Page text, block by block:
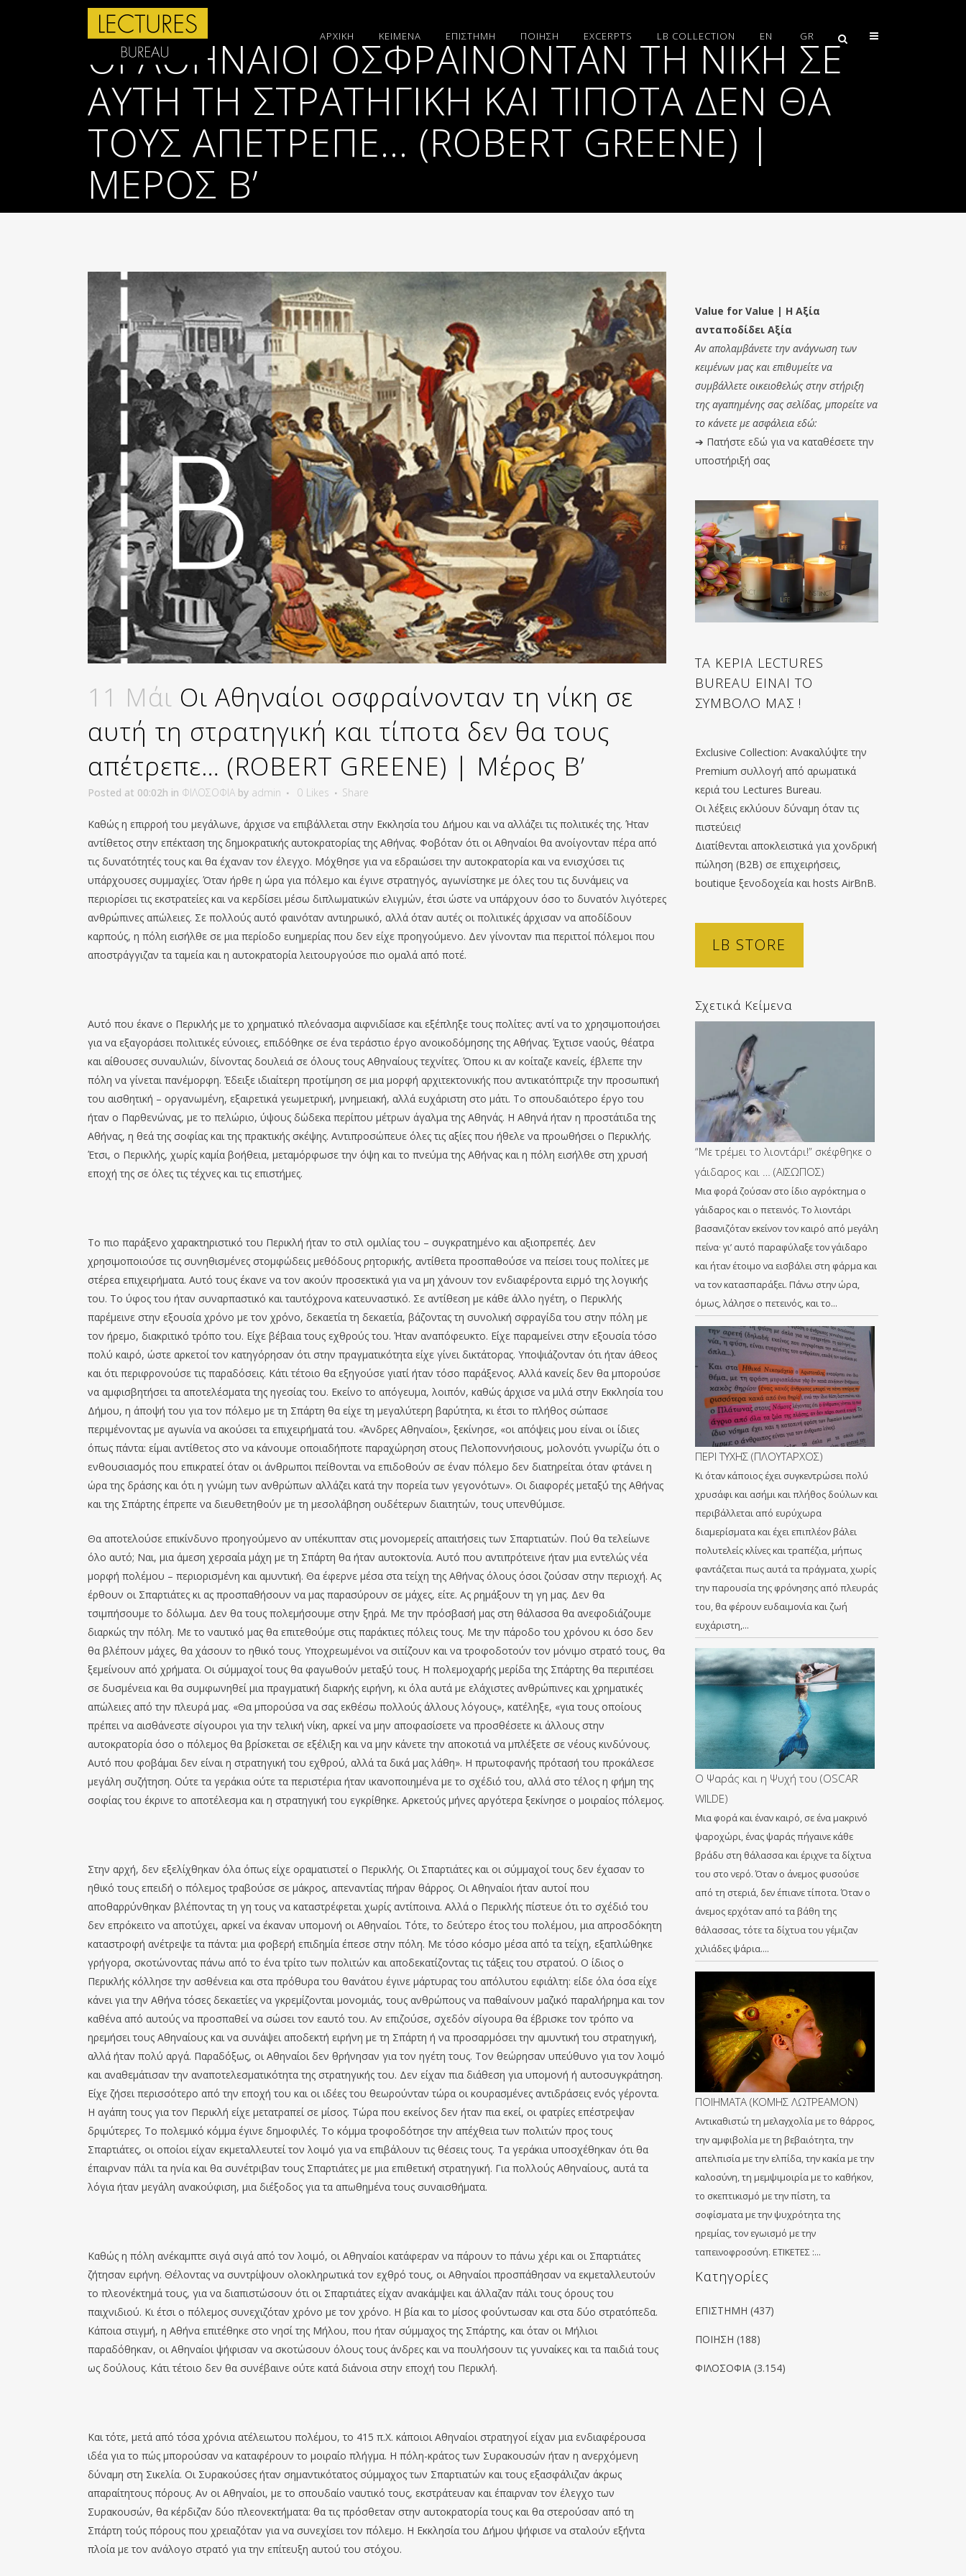
ΑΡΧΙΚΗ ΚΕΙΜΕΝΑ ΕΠΙΣΤΗΜΗ ΠΟΙΗΣΗ EXCERPTS LB COLLECTION EN GR
ΟΙ ΑΘΗΝΑΊΟΙ ΟΣΦΡΑΊΝΟΝΤΑΝ ΤΗ ΝΊΚΗ ΣΕ
ΑΥΤΉ ΤΗ ΣΤΡΑΤΗΓΙΚΉ ΚΑΙ ΤΊΠΟΤΑ ΔΕΝ ΘΑ
ΤΟΥΣ ΑΠΈΤΡΕΠΕ… (ROBERT GREENE) |
ΜΈΡΟΣ Β’
11 Μάι Οι Αθηναίοι οσφραίνονταν τη νίκη σε
αυτή τη στρατηγική και τίποτα δεν θα τους
απέτρεπε… (ROBERT GREENE) | Μέρος Β’
Posted at 00:02h in ΦΙΛΟΣΟΦΙΑ by admin 0 Likes Share
Καθώς η επιρροή του μεγάλωνε, άρχισε να επιβάλλεται στην Εκκλησία του Δήμου και να αλλάζει τις πολιτικές της. Ήταν
αντίθετος στην επέκταση της δημοκρατικής αυτοκρατορίας της Αθήνας. Φοβόταν ότι οι Αθηναίοι θα ανοίγονταν πέρα από
τις δυνατότητές τους και θα έχαναν τον έλεγχο. Μόχθησε για να εδραιώσει την αυτοκρατορία και να ενισχύσει τις
υπάρχουσες συμμαχίες. Όταν ήρθε η ώρα για πόλεμο και έγινε στρατηγός, αγωνίστηκε με όλες του τις δυνάμεις να
περιορίσει τις εκστρατείες και να κερδίσει μέσω διπλωματικών ελιγμών, έτσι ώστε να υπάρχουν όσο το δυνατόν λιγότερες
ανθρώπινες απώλειες. Σε πολλούς αυτό φαινόταν αντιηρωικό, αλλά όταν αυτές οι πολιτικές άρχισαν να αποδίδουν
καρπούς, η πόλη εισήλθε σε μια περίοδο ευημερίας που δεν είχε προηγούμενο. Δεν γίνονταν πια περιττοί πόλεμοι που
αποστράγγιζαν τα ταμεία και η αυτοκρατορία λειτουργούσε πιο ομαλά από ποτέ.
Αυτό που έκανε ο Περικλής με το χρηματικό πλεόνασμα αιφνιδίασε και εξέπληξε τους πολίτες: αντί να το χρησιμοποιήσει
για να εξαγοράσει πολιτικές εύνοιες, επιδόθηκε σε ένα τεράστιο έργο ανοικοδόμησης της Αθήνας. Έχτισε ναούς, θέατρα
και αίθουσες συναυλιών, δίνοντας δουλειά σε όλους τους Αθηναίους τεχνίτες. Όπου κι αν κοίταζε κανείς, έβλεπε την
πόλη να γίνεται πανέμορφη. Έδειξε ιδιαίτερη προτίμηση σε μια μορφή αρχιτεκτονικής που αντικατόπτριζε την προσωπική
του αισθητική – οργανωμένη, εξαιρετικά γεωμετρική, μνημειακή, αλλά ευχάριστη στο μάτι. Το σπουδαιότερο έργο του
ήταν ο Παρθενώνας, με το πελώριο, ύψους δώδεκα περίπου μέτρων άγαλμα της Αθηνάς. Η Αθηνά ήταν η προστάτιδα της
Αθήνας, η θεά της σοφίας και της πρακτικής σκέψης. Αντιπροσώπευε όλες τις αξίες που ήθελε να προωθήσει ο Περικλής.
Έτσι, ο Περικλής, χωρίς καμία βοήθεια, μεταμόρφωσε την όψη και το πνεύμα της Αθήνας και η πόλη εισήλθε στη χρυσή
εποχή της σε όλες τις τέχνες και τις επιστήμες.
Το πιο παράξενο χαρακτηριστικό του Περικλή ήταν το στιλ ομιλίας του – συγκρατημένο και αξιοπρεπές. Δεν
χρησιμοποιούσε τις συνηθισμένες στομφώδεις μεθόδους ρητορικής, αντίθετα προσπαθούσε να πείσει τους πολίτες με
στέρεα επιχειρήματα. Αυτό τους έκανε να τον ακούν προσεκτικά για να μη χάνουν τον ενδιαφέροντα ειρμό της λογικής
του. Το ύφος του ήταν συναρπαστικό και ταυτόχρονα κατευναστικό. Σε αντίθεση με κάθε άλλο ηγέτη, ο Περικλής
παρέμεινε στην εξουσία χρόνο με τον χρόνο, δεκαετία τη δεκαετία, βάζοντας τη συνολική σφραγίδα του στην πόλη με
τον ήρεμο, διακριτικό τρόπο του. Είχε βέβαια τους εχθρούς του. Ήταν αναπόφευκτο. Είχε παραμείνει στην εξουσία τόσο
πολύ καιρό, ώστε αρκετοί τον κατηγόρησαν ότι στην πραγματικότητα είχε γίνει δικτάτορας. Υποψιάζονταν ότι ήταν άθεος
και ότι περιφρονούσε τις παραδόσεις. Κάτι τέτοιο θα εξηγούσε γιατί ήταν τόσο παράξενος. Αλλά κανείς δεν θα μπορούσε
να αμφισβητήσει τα αποτελέσματα της ηγεσίας του. Εκείνο το απόγευμα, λοιπόν, καθώς άρχισε να μιλά στην Εκκλησία του
Δήμου, η άποψή του για τον πόλεμο με τη Σπάρτη θα είχε τη μεγαλύτερη βαρύτητα, κι έτσι το πλήθος σώπασε
περιμένοντας με αγωνία να ακούσει τα επιχειρήματά του. «Άνδρες Αθηναίοι», ξεκίνησε, «οι απόψεις μου είναι οι ίδιες
όπως πάντα: είμαι αντίθετος στο να κάνουμε οποιαδήποτε παραχώρηση στους Πελοποννήσιους, μολονότι γνωρίζω ότι ο
ενθουσιασμός που επικρατεί όταν οι άνθρωποι πείθονται να επιδοθούν σε έναν πόλεμο δεν διατηρείται όταν φτάνει η
ώρα της δράσης και ότι η γνώμη των ανθρώπων αλλάζει κατά την πορεία των γεγονότων». Οι διαφορές μεταξύ της Αθήνας
και της Σπάρτης έπρεπε να διευθετηθούν με τη μεσολάβηση ουδέτερων διαιτητών, τους υπενθύμισε.
Θα αποτελούσε επικίνδυνο προηγούμενο αν υπέκυπταν στις μονομερείς απαιτήσεις των Σπαρτιατών. Πού θα τελείωνε
όλο αυτό; Ναι, μια άμεση χερσαία μάχη με τη Σπάρτη θα ήταν αυτοκτονία. Αυτό που αντιπρότεινε ήταν μια εντελώς νέα
μορφή πολέμου – περιορισμένη και αμυντική. Θα έφερνε μέσα στα τείχη της Αθήνας όλους όσοι ζούσαν στην περιοχή. Ας
έρθουν οι Σπαρτιάτες κι ας προσπαθήσουν να μας παρασύρουν σε μάχες, είτε. Ας ρημάξουν τη γη μας. Δεν θα
τσιμπήσουμε το δόλωμα. Δεν θα τους πολεμήσουμε στην ξηρά. Με την πρόσβασή μας στη θάλασσα θα ανεφοδιάζουμε
διαρκώς την πόλη. Με το ναυτικό μας θα επιτεθούμε στις παράκτιες πόλεις τους. Με την πάροδο του χρόνου κι όσο δεν
θα βλέπουν μάχες, θα χάσουν το ηθικό τους. Υποχρεωμένοι να σιτίζουν και να τροφοδοτούν τον μόνιμο στρατό τους, θα
ξεμείνουν από χρήματα. Οι σύμμαχοί τους θα φαγωθούν μεταξύ τους. Η πολεμοχαρής μερίδα της Σπάρτης θα περιπέσει
σε δυσμένεια και θα συμφωνηθεί μια πραγματική διαρκής ειρήνη, κι όλα αυτά με ελάχιστες ανθρώπινες και χρηματικές
απώλειες από την πλευρά μας. «Θα μπορούσα να σας εκθέσω πολλούς άλλους λόγους», κατέληξε, «για τους οποίους
πρέπει να αισθάνεστε σίγουροι για την τελική νίκη, αρκεί να μην αποφασίσετε να προσθέσετε κι άλλους στην
αυτοκρατορία όσο ο πόλεμος θα βρίσκεται σε εξέλιξη και να μην κάνετε την αποκοτιά να μπλέξετε σε νέους κινδύνους.
Αυτό που φοβάμαι δεν είναι η στρατηγική του εχθρού, αλλά τα δικά μας λάθη». Η πρωτοφανής πρότασή του προκάλεσε
μεγάλη συζήτηση. Ούτε τα γεράκια ούτε τα περιστέρια ήταν ικανοποιημένα με το σχέδιό του, αλλά στο τέλος η φήμη της
σοφίας του έκρινε το αποτέλεσμα και η στρατηγική του εγκρίθηκε. Αρκετούς μήνες αργότερα ξεκίνησε ο μοιραίος πόλεμος.
Στην αρχή, δεν εξελίχθηκαν όλα όπως είχε οραματιστεί ο Περικλής. Οι Σπαρτιάτες και οι σύμμαχοί τους δεν έχασαν το
ηθικό τους επειδή ο πόλεμος τραβούσε σε μάκρος, απεναντίας πήραν θάρρος. Οι Αθηναίοι ήταν αυτοί που
αποθαρρύνθηκαν βλέποντας τη γη τους να καταστρέφεται χωρίς αντίποινα. Αλλά ο Περικλής πίστευε ότι το σχέδιό του
δεν επρόκειτο να αποτύχει, αρκεί να έκαναν υπομονή οι Αθηναίοι. Τότε, το δεύτερο έτος του πολέμου, μια απροσδόκητη
καταστροφή ανέτρεψε τα πάντα: μια φοβερή επιδημία έπεσε στην πόλη. Με τόσο κόσμο μέσα από τα τείχη, εξαπλώθηκε
γρήγορα, σκοτώνοντας πάνω από το ένα τρίτο των πολιτών και αποδεκατίζοντας τις τάξεις του στρατού. Ο ίδιος ο
Περικλής κόλλησε την ασθένεια και στα πρόθυρα του θανάτου έγινε μάρτυρας του απόλυτου εφιάλτη: είδε όλα όσα είχε
κάνει για την Αθήνα τόσες δεκαετίες να γκρεμίζονται μονομιάς, τους ανθρώπους να παθαίνουν μαζικό παραλήρημα και τον
καθένα από αυτούς να προσπαθεί να σώσει τον εαυτό του. Αν επιζούσε, σχεδόν σίγουρα θα έβρισκε τον τρόπο να
ηρεμήσει τους Αθηναίους και να συνάψει αποδεκτή ειρήνη με τη Σπάρτη ή να προσαρμόσει την αμυντική του στρατηγική,
αλλά ήταν πολύ αργά. Παραδόξως, οι Αθηναίοι δεν θρήνησαν για τον ηγέτη τους. Τον θεώρησαν υπεύθυνο για τον λοιμό
και αναθεμάτισαν την αναποτελεσματικότητα της στρατηγικής του. Δεν είχαν πια διάθεση για υπομονή ή αυτοσυγκράτηση.
Είχε ζήσει περισσότερο από την εποχή του και οι ιδέες του θεωρούνταν τώρα οι κουρασμένες αντιδράσεις ενός γέροντα.
Η αγάπη τους για τον Περικλή είχε μετατραπεί σε μίσος. Τώρα που εκείνος δεν ήταν πια εκεί, οι φατρίες επέστρεψαν
δριμύτερες. Το πολεμικό κόμμα έγινε δημοφιλές. Το κόμμα τροφοδότησε την απέχθεια των πολιτών προς τους
Σπαρτιάτες, οι οποίοι είχαν εκμεταλλευτεί τον λοιμό για να επιβάλουν τις θέσεις τους. Τα γεράκια υποσχέθηκαν ότι θα
έπαιρναν πάλι τα ηνία και θα συνέτριβαν τους Σπαρτιάτες με μια επιθετική στρατηγική. Για πολλούς Αθηναίους, αυτά τα
λόγια ήταν μεγάλη ανακούφιση, μια διέξοδος για τα απωθημένα τους συναισθήματα.
Καθώς η πόλη ανέκαμπτε σιγά σιγά από τον λοιμό, οι Αθηναίοι κατάφεραν να πάρουν το πάνω χέρι και οι Σπαρτιάτες
ζήτησαν ειρήνη. Θέλοντας να συντρίψουν ολοκληρωτικά τον εχθρό τους, οι Αθηναίοι προσπάθησαν να εκμεταλλευτούν
το πλεονέκτημά τους, για να διαπιστώσουν ότι οι Σπαρτιάτες είχαν ανακάμψει και άλλαζαν πάλι τους όρους του
παιχνιδιού. Κι έτσι ο πόλεμος συνεχιζόταν χρόνο με τον χρόνο. Η βία και το μίσος φούντωσαν και στα δύο στρατόπεδα.
Κάποια στιγμή, η Αθήνα επιτέθηκε στο νησί της Μήλου, που ήταν σύμμαχος της Σπάρτης, και όταν οι Μήλιοι
παραδόθηκαν, οι Αθηναίοι ψήφισαν να σκοτώσουν όλους τους άνδρες και να πουλήσουν τις γυναίκες και τα παιδιά τους
ως δούλους. Κάτι τέτοιο δεν θα συνέβαινε ούτε κατά διάνοια στην εποχή του Περικλή.
Και τότε, μετά από τόσα χρόνια ατέλειωτου πολέμου, το 415 π.Χ. κάποιοι Αθηναίοι στρατηγοί είχαν μια ενδιαφέρουσα
ιδέα για το πώς μπορούσαν να καταφέρουν το μοιραίο πλήγμα. Η πόλη-κράτος των Συρακουσών ήταν η ανερχόμενη
δύναμη στη Σικελία. Οι Συρακούσες ήταν σημαντικότατος σύμμαχος των Σπαρτιατών και τους εξασφάλιζαν άκρως
απαραίτητους πόρους. Αν οι Αθηναίοι, με το σπουδαίο ναυτικό τους, εκστράτευαν και έπαιρναν τον έλεγχο των
Συρακουσών, θα κέρδιζαν δύο πλεονεκτήματα: θα τις πρόσθεταν στην αυτοκρατορία τους και θα στερούσαν από τη
Σπάρτη τούς πόρους που χρειαζόταν για να συνεχίσει τον πόλεμο. Η Εκκλησία του Δήμου ψήφισε να σταλούν εξήντα
πλοία με τον ανάλογο στρατό για την επίτευξη αυτού του στόχου.
Value for Value | Η Αξία
ανταποδίδει Αξία
Αν απολαμβάνετε την ανάγνωση των
κειμένων μας και επιθυμείτε να
συμβάλλετε οικειοθελώς στην στήριξη
της αγαπημένης σας σελίδας, μπορείτε να
το κάνετε με ασφάλεια εδώ:
➔ Πατήστε εδώ για να καταθέσετε την
υποστήριξή σας
ΤΑ ΚΕΡΙΑ LECTURES
BUREAU ΕΙΝΑΙ ΤΟ
ΣΥΜΒΟΛΟ ΜΑΣ !
Exclusive Collection: Ανακαλύψτε την
Premium συλλογή από αρωματικά
κεριά του Lectures Bureau.
Οι λέξεις εκλύουν δύναμη όταν τις
πιστεύεις!
Διατίθενται αποκλειστικά για χονδρική
πώληση (B2B) σε επιχειρήσεις,
boutique ξενοδοχεία και hosts AirBnB.
LB STORE
Σχετικά Κείμενα
“Με τρέμει το λιοντάρι!” σκέφθηκε ο
γάιδαρος και … (ΑΙΣΩΠΟΣ)
Μια φορά ζούσαν στο ίδιο αγρόκτημα ο
γάιδαρος και ο πετεινός. Το λιοντάρι
βασανιζόταν εκείνον τον καιρό από μεγάλη
πείνα· γι’ αυτό παραφύλαξε τον γάιδαρο
και ήταν έτοιμο να εισβάλει στη φάρμα και
να τον κατασπαράξει. Πάνω στην ώρα,
όμως, λάλησε ο πετεινός, και το…
ΠΕΡΙ ΤΥΧΗΣ (ΠΛΟΥΤΑΡΧΟΣ)
Κι όταν κάποιος έχει συγκεντρώσει πολύ
χρυσάφι και ασήμι και πλήθος δούλων και
περιβάλλεται από ευρύχωρα
διαμερίσματα και έχει επιπλέον βάλει
πολυτελείς κλίνες και τραπέζια, μήπως
φαντάζεται πως αυτά τα πράγματα, χωρίς
την παρουσία της φρόνησης από πλευράς
του, θα φέρουν ευδαιμονία και ζωή
ευχάριστη,…
Ο Ψαράς και η Ψυχή του (OSCAR
WILDE)
Μια φορά και έναν καιρό, σε ένα μακρινό
ψαροχώρι, ένας ψαράς πήγαινε κάθε
βράδυ στη θάλασσα και έριχνε τα δίχτυα
του στο νερό. Όταν ο άνεμος φυσούσε
από τη στεριά, δεν έπιανε τίποτα. Όταν ο
άνεμος ερχόταν από τα βάθη της
θάλασσας, τότε τα δίχτυα του γέμιζαν
χιλιάδες ψάρια….
ΠΟΙΗΜΑΤΑ (ΚΟΜΗΣ ΛΩΤΡΕΑΜΟΝ)
Αντικαθιστώ τη μελαγχολία με το θάρρος,
την αμφιβολία με τη βεβαιότητα, την
απελπισία με την ελπίδα, την κακία με την
καλοσύνη, τη μεμψιμοιρία με το καθήκον,
το σκεπτικισμό με την πίστη, τα
σοφίσματα με την ψυχρότητα της
ηρεμίας, τον εγωισμό με την
ταπεινοφροσύνη. ΕΤΙΚΕΤΕΣ :…
Kατηγορίες
ΕΠΙΣΤΗΜΗ (437)
ΠΟΙΗΣΗ (188)
ΦΙΛΟΣΟΦΙΑ (3.154)